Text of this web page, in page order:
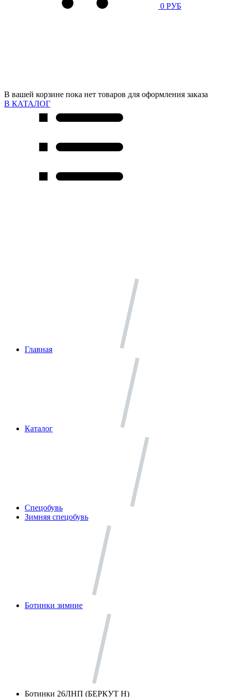
0 РУБ
В вашей корзине пока нет товаров для оформления заказа
В КАТАЛОГ
Главная
Каталог
Спецобувь
Зимняя спецобувь
Ботинки зимние
Ботинки 26ЛНП (БЕРКУТ Н)